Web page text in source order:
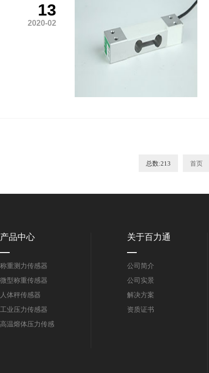
13
2020-02
总数:213 首页
产品中心
称重测力传感器
微型称重传感器
人体秤传感器
工业压力传感器
高温熔体压力传感
关于百力通
公司简介
公司实景
解决方案
资质证书